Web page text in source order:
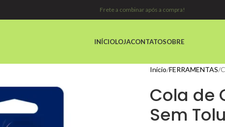
Frete a combinar após a compra!
INÍCIOLOJACONTATOSOBRE
Início FERRAMENTAS
Cola de
Sem